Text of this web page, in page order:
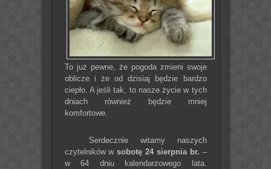
To już pewne, że pogoda zmieni swoje
oblicze i że od dzisiaj będzie bardzo
ciepło. A jeśli tak, to nasze życie w tych
dniach również będzie mniej
komfortowe.
Serdecznie witamy naszych
czytelników wsobotę 24 sierpnia br. –
w 64 dniu kalendarzowego lata.